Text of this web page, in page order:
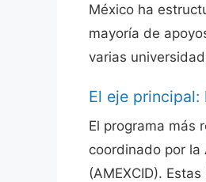
México ha
mayoría de
varias
El eje
El programa más
coordinado por la
(AMEXCID).